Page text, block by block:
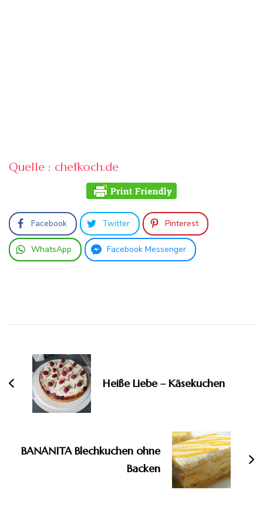
Quelle : chefkoch.de
Facebook Twitter Pinterest
WhatsApp Facebook Messenger
Heiße Liebe – Käsekuchen
BANANITA Blechkuchen ohne
Backen